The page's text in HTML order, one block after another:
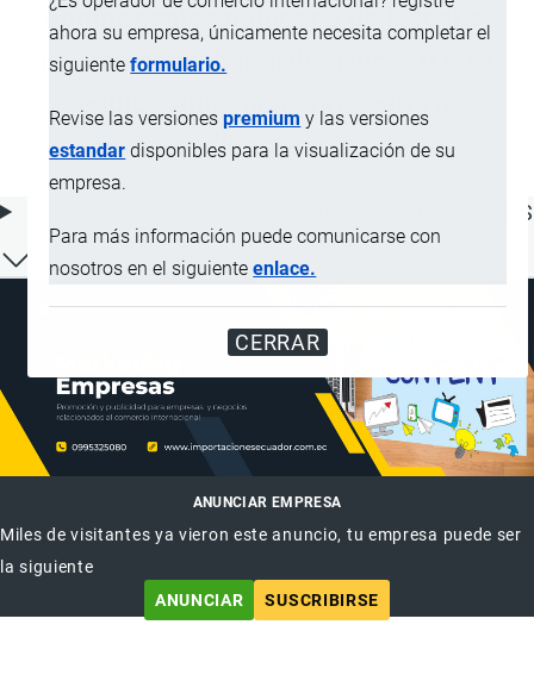
ahora su empresa, únicamente necesita completar el
siguienteformulario.
Revise las versionespremium y las versiones
estandar disponibles para la visualización de su
empresa.
Para más información puede comunicarse con
nosotros en el siguienteenlace.
CERRAR
componentes naturales de la leche,
incluso con adición de azúcar u otro
edulcorante, no expresados ni
comprendidos en otra parte
ÍNDICE DE CONTENIDOS
ANUNCIAR EMPRESA
Miles de visitantes ya vieron este anuncio, tu empresa puede ser
la siguiente
ANUNCIAR
SUSCRIBIRSE